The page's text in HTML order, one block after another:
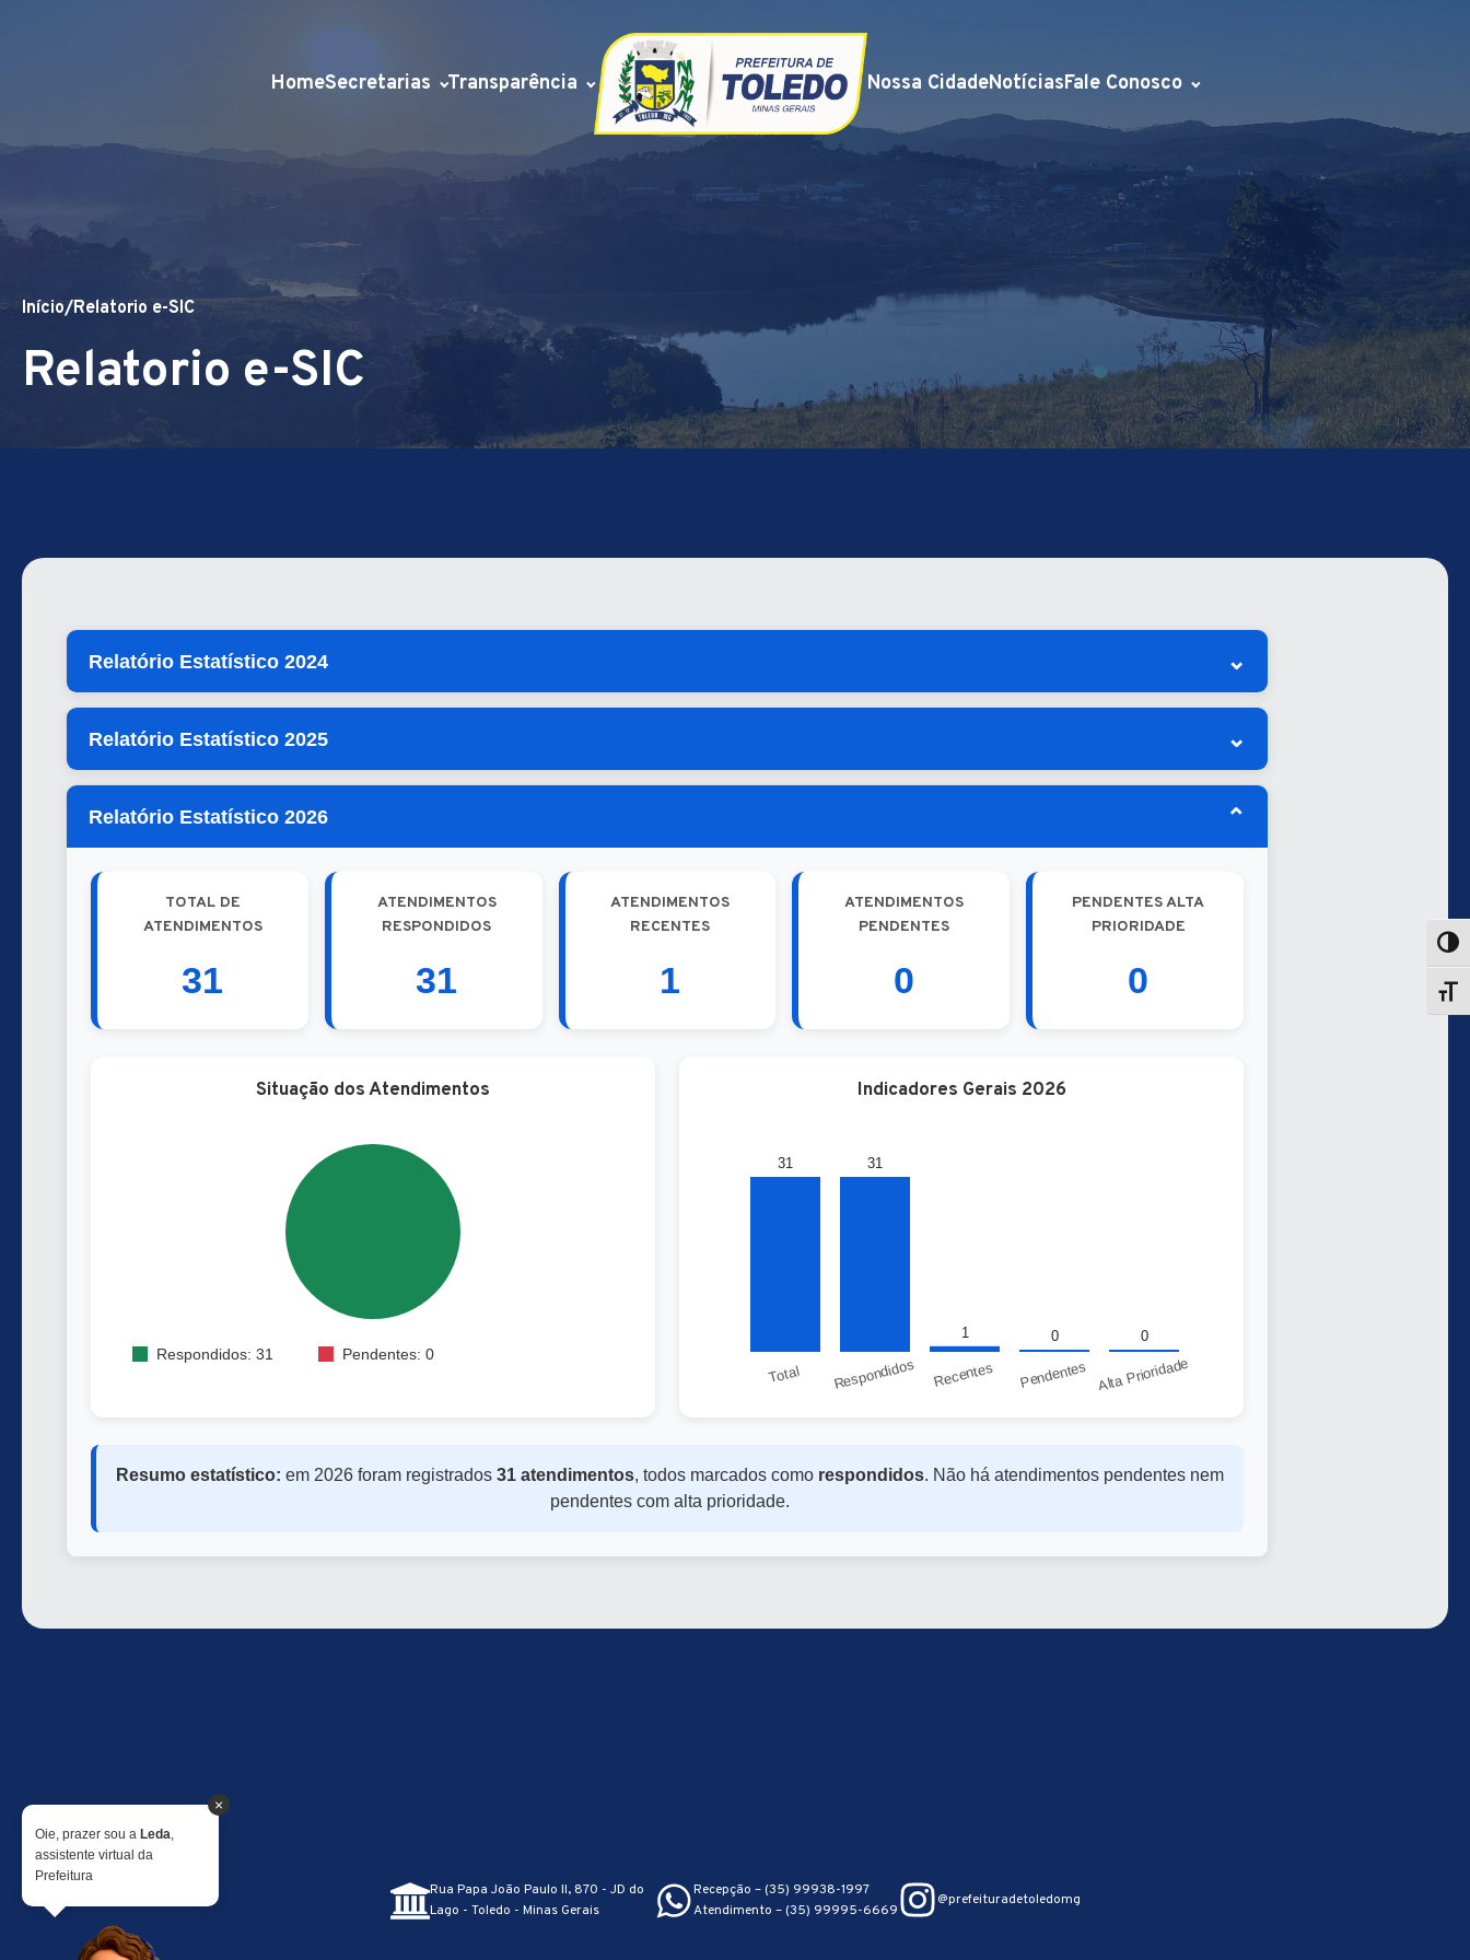
HomeSecretarias Transparência Nossa CidadeNotíciasFale Conosco
Início/Relatorio e-SIC
Relatorio e-SIC
Relatório Estatístico 2024 ⌄
Relatório Estatístico 2025 ⌄
Relatório Estatístico 2026 ⌄
TOTAL DE
ATENDIMENTOS
31
ATENDIMENTOS
RESPONDIDOS
31
ATENDIMENTOS
RECENTES
1
ATENDIMENTOS
PENDENTES
0
PENDENTES ALTA
PRIORIDADE
0
Situação dos Atendimentos Indicadores Gerais 2026
Resumo estatístico: em 2026 foram registrados 31 atendimentos, todos marcados como respondidos. Não há atendimentos pendentes nem
pendentes com alta prioridade.
Rua Papa João Paulo II, 870 - JD do
Lago - Toledo - Minas Gerais
Recepção – (35) 99938-1997
Atendimento – (35) 99995-6669
@prefeituradetoledomg
×
Oie, prazer sou a Leda,
assistente virtual da
Prefeitura